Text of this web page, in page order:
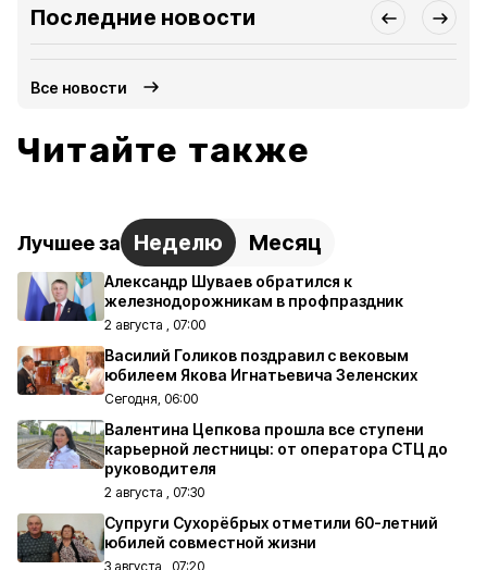
Последние новости
Все новости
Читайте также
Лучшее за Неделю Месяц
Александр Шуваев обратился к
железнодорожникам в профпраздник
2 августа , 07:00
Василий Голиков поздравил с вековым
юбилеем Якова Игнатьевича Зеленских
Сегодня, 06:00
Валентина Цепкова прошла все ступени
карьерной лестницы: от оператора СТЦ до
руководителя
2 августа , 07:30
Супруги Сухорёбрых отметили 60-летний
юбилей совместной жизни
3 августа , 07:20